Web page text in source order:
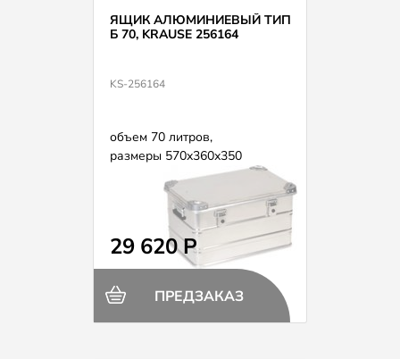
ЯЩИК АЛЮМИНИЕВЫЙ ТИП
Б 70, KRAUSE 256164
KS-256164
объем 70 литров,
размеры 570х360х350
29 620 Р
ПРЕДЗАКАЗ